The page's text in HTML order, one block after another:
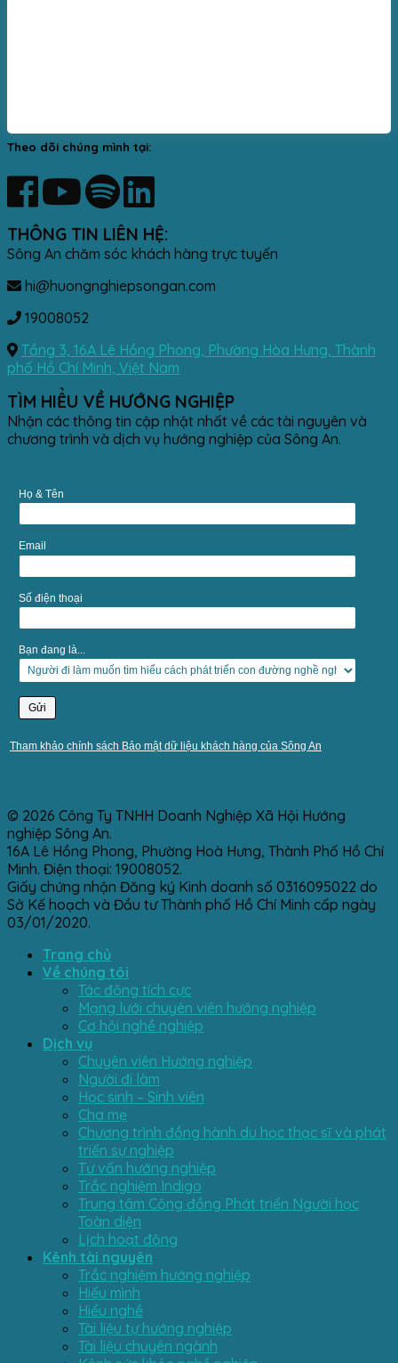
Theo dõi chúng mình tại:
THÔNG TIN LIÊN HỆ:
Sông An chăm sóc khách hàng trực tuyến
hi@huongnghiepsongan.com
19008052
Tầng 3, 16A Lê Hồng Phong, Phường Hòa Hưng, Thành
phố Hồ Chí Minh, Việt Nam
TÌM HIỂU VỀ HƯỚNG NGHIỆP
Nhận các thông tin cập nhật nhất về các tài nguyên và
chương trình và dịch vụ hướng nghiệp của Sông An.
Họ & Tên
Email
Số điện thoại
Bạn đang là...
Tham khảo chính sách Bảo mật dữ liệu khách hàng của Sông An
© 2026 Công Ty TNHH Doanh Nghiệp Xã Hội Hướng
nghiệp Sông An.
16A Lê Hồng Phong, Phường Hoà Hưng, Thành Phố Hồ Chí
Minh. Điện thoại: 19008052.
Giấy chứng nhận Đăng ký Kinh doanh số 0316095022 do
Sở Kế hoạch và Đầu tư Thành phố Hồ Chí Minh cấp ngày
03/01/2020.
Trang chủ
Về chúng tôi
Tác động tích cực
Mạng lưới chuyên viên hướng nghiệp
Cơ hội nghề nghiệp
Dịch vụ
Chuyên viên Hướng nghiệp
Người đi làm
Học sinh – Sinh viên
Cha mẹ
Chương trình đồng hành du học thạc sĩ và phát
triển sự nghiệp
Tư vấn hướng nghiệp
Trắc nghiệm Indigo
Trung tâm Cộng đồng Phát triển Người học
Toàn diện
Lịch hoạt động
Kênh tài nguyên
Trắc nghiệm hướng nghiệp
Hiểu mình
Hiểu nghề
Tài liệu tự hướng nghiệp
Tài liệu chuyên ngành